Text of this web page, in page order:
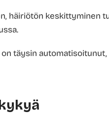
häiriötön keskittyminen
täysin